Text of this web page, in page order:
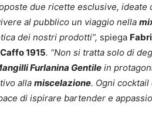
due ricette esclusive, ideate
al pubblico un viaggio nella
dei nostri prodotti”, spiega
1915. “Non si tratta solo di
Furlanina Gentile in
alla miscelazione. Ogni cocktail
di ispirare bartender e